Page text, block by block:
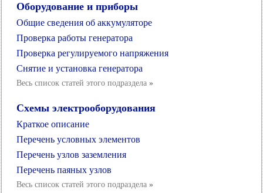
Оборудование и приборы
Общие сведения об аккумуляторе
Проверка работы генератора
Проверка регулируемого напряжения
Снятие и установка генератора
Весь список статей этого подраздела »
Схемы электрооборудования
Краткое описание
Перечень условных элементов
Перечень узлов заземления
Перечень паяных узлов
Весь список статей этого подраздела »